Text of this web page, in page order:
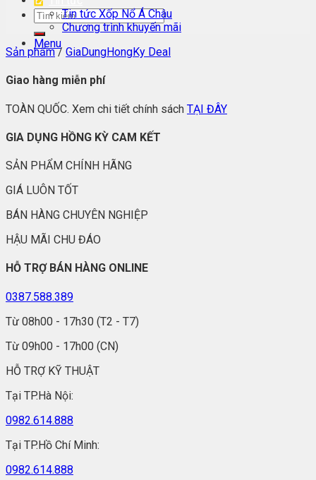
Menu
Tin tức Xốp Nổ Á Châu
Chương trình khuyến mãi
Sản phẩm / GiaDungHongKy Deal
Giao hàng miễn phí
TOÀN QUỐC. Xem chi tiết chính sách TẠI ĐÂY
GIA DỤNG HỒNG KỲ CAM KẾT
SẢN PHẨM CHÍNH HÃNG
GIÁ LUÔN TỐT
BÁN HÀNG CHUYÊN NGHIỆP
HẬU MÃI CHU ĐÁO
HỖ TRỢ BÁN HÀNG ONLINE
0387.588.389
Từ 08h00 - 17h30 (T2 - T7)
Từ 09h00 - 17h00 (CN)
HỖ TRỢ KỸ THUẬT
Tại TP.Hà Nội:
0982.614.888
Tại TP.Hồ Chí Minh:
0982.614.888